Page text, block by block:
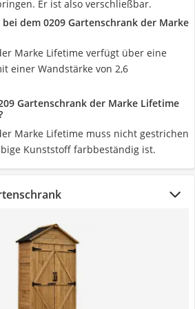
Er ist also verschließbar.
dem 0209 Gartenschrank der Marke
Marke Lifetime verfügt über eine
einer Wandstärke von 2,6
Gartenschrank der Marke Lifetime
Marke Lifetime muss nicht gestrichen
Kunststoff farbbeständig ist.